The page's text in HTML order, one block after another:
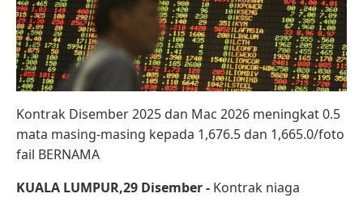
Kontrak Disember 2025 dan Mac 2026 meningkat 0.5
mata masing-masing kepada 1,676.5 dan 1,665.0/foto
fail BERNAMA
KUALA LUMPUR,29 Disember - Kontrak niaga